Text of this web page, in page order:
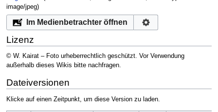
image/jpeg)
Im Medienbetrachter öffnen
Lizenz
© W. Kairat – Foto urheberrechtlich geschützt. Vor Verwendung
außerhalb dieses Wikis bitte nachfragen.
Dateiversionen
Klicke auf einen Zeitpunkt, um diese Version zu laden.